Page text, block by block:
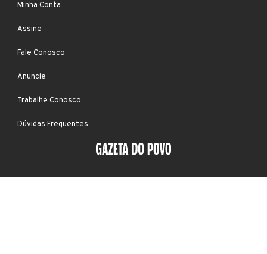
Minha Conta
Assine
Fale Conosco
Anuncie
Trabalhe Conosco
Dúvidas Frequentes